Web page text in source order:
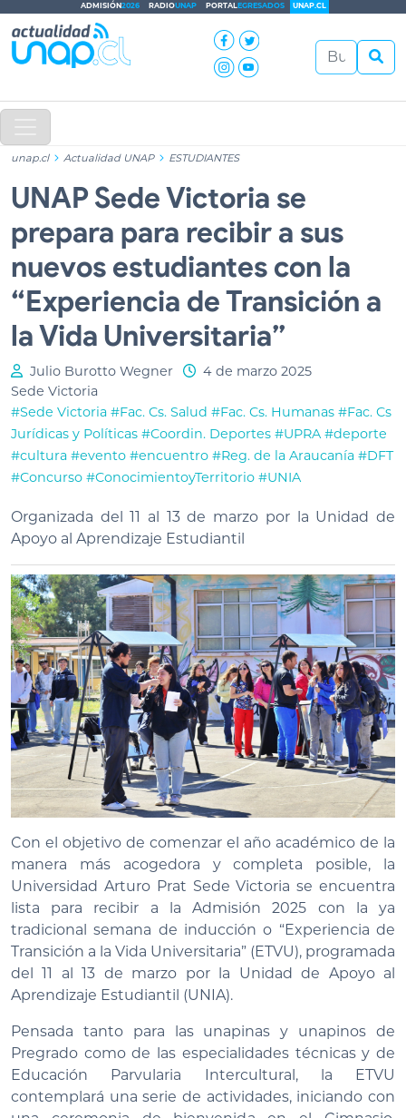
ADMISIÓN2026 RADIOUNAP PORTALEGRESADOS UNAP.CL
unap.cl Actualidad UNAP ESTUDIANTES
UNAP Sede Victoria se
prepara para recibir a sus
nuevos estudiantes con la
“Experiencia de Transición a
la Vida Universitaria”
Julio Burotto Wegner
4 de marzo 2025
Sede Victoria
#Sede Victoria #Fac. Cs. Salud #Fac. Cs. Humanas #Fac. Cs
Jurídicas y Políticas #Coordin. Deportes #UPRA #deporte
#cultura #evento #encuentro #Reg. de la Araucanía #DFT
#Concurso #ConocimientoyTerritorio #UNIA
Organizada del 11 al 13 de marzo por la Unidad de
Apoyo al Aprendizaje Estudiantil
Con el objetivo de comenzar el año académico de la
manera más acogedora y completa posible, la
Universidad Arturo Prat Sede Victoria se encuentra
lista para recibir a la Admisión 2025 con la ya
tradicional semana de inducción o “Experiencia de
Transición a la Vida Universitaria” (ETVU), programada
del 11 al 13 de marzo por la Unidad de Apoyo al
Aprendizaje Estudiantil (UNIA).
Pensada tanto para las unapinas y unapinos de
Pregrado como de las especialidades técnicas y de
Educación Parvularia Intercultural, la ETVU
contemplará una serie de actividades, iniciando con